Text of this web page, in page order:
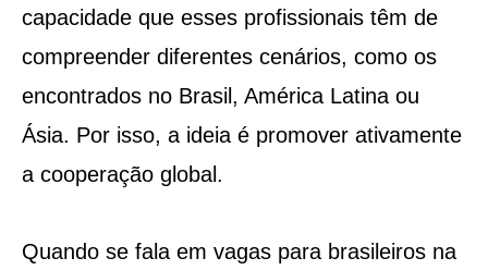
capacidade que esses profissionais têm de
compreender diferentes cenários, como os
encontrados no Brasil, América Latina ou
Ásia. Por isso, a ideia é promover ativamente
a cooperação global.
Quando se fala em vagas para brasileiros na